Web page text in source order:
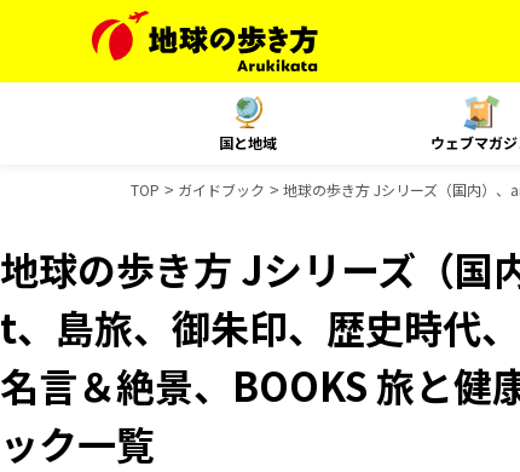
国と地域 ウェブマガ
TOP ガイドブック 地球の歩き方 Jシリーズ（国内）、
地球の歩き方 Jシリーズ（
t、島旅、御朱印、歴史時代
名言＆絶景、BOOKS 旅と
ック一覧